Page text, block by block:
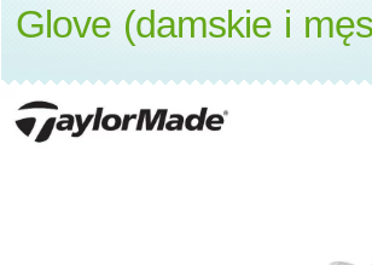
Glove (damskie i